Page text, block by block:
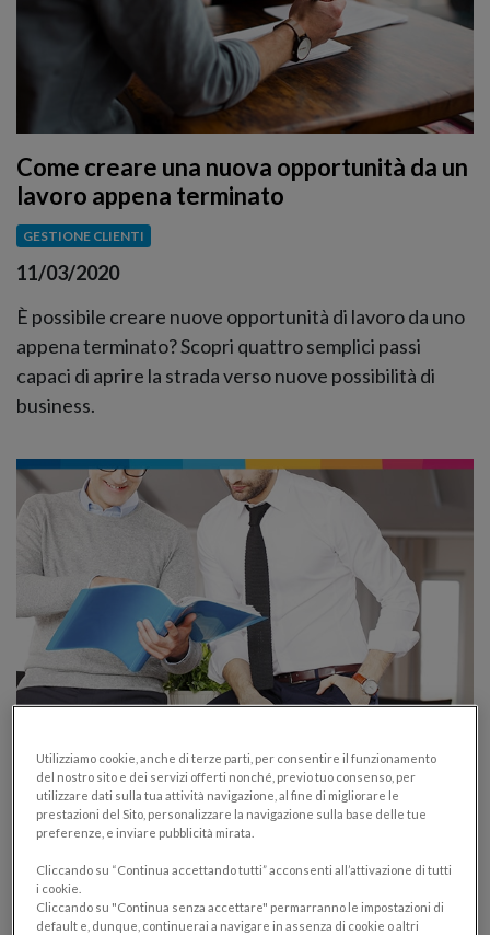
Come creare una nuova opportunità da un
lavoro appena terminato
GESTIONE CLIENTI
11/03/2020
È possibile creare nuove opportunità di lavoro da uno
appena terminato? Scopri quattro semplici passi
capaci di aprire la strada verso nuove possibilità di
business.
UNICA telematica per gli Amministratori
di Condominio!
AMMINISTRATORE DI CONDOMINIO
05/03/2020
Le segnalazioni all’Agenzia delle Entrate portano i loro
Utilizziamo cookie, anche di terze parti, per consentire il funzionamento
del nostro sito e dei servizi offerti nonché, previo tuo consenso, per
utilizzare dati sulla tua attività navigazione, al fine di migliorare le
prestazioni del Sito, personalizzare la navigazione sulla base delle tue
preferenze, e inviare pubblicità mirata.
Cliccando su “Continua accettando tutti” acconsenti all’attivazione di tutti
i cookie.
Cliccando su "Continua senza accettare" permarranno le impostazioni di
default e, dunque, continuerai a navigare in assenza di cookie o altri